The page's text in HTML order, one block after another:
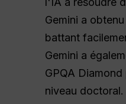
Gemini a
battant
Gemini a
GPQA
niveau doctoral.